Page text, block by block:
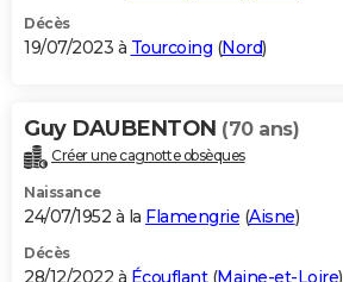
Décès
19/07/2023 à Tourcoing (Nord)
Guy DAUBENTON (70 ans)
Créer une cagnotte obsèques
Naissance
24/07/1952 à la Flamengrie (Aisne)
Décès
28/12/2022 à Écouflant(Maine-et-Loire)